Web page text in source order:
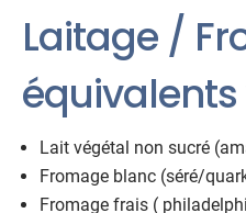
Laitage /
Lait végétal non sucré
Fromage blanc (séré/
Fromage frais (